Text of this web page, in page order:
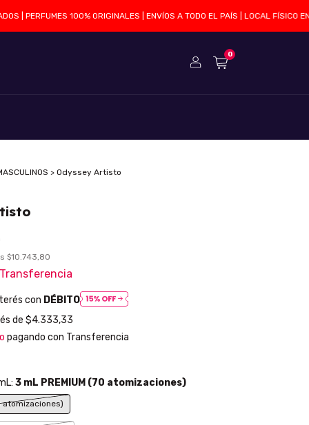
| PERFUMES 100% ORIGINALES | ENVÍOS A TODO EL PAÍS | LOCAL FÍSICO EN
0
> Odyssey Artisto
$10.743,80
Transferencia
con DÉBITO
de $4.333,33
pagando con Transferencia
3 mL PREMIUM (70 atomizaciones)
atomizaciones)